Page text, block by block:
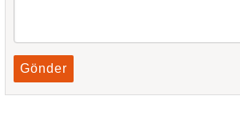
Gönder